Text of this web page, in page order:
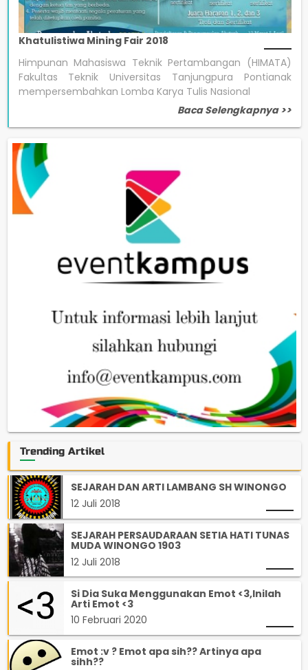
Khatulistiwa Mining Fair 2018
Himpunan Mahasiswa Teknik Pertambangan (HIMATA)
Fakultas Teknik Universitas Tanjungpura Pontianak
mempersembahkan Lomba Karya Tulis Nasional
Baca Selengkapnya >>
Trending Artikel
SEJARAH DAN ARTI LAMBANG SH WINONGO
12 Juli 2018
SEJARAH PERSAUDARAAN SETIA HATI TUNAS
MUDA WINONGO 1903
12 Juli 2018
Si Dia Suka Menggunakan Emot <3,Inilah
Arti Emot <3
10 Februari 2020
Emot :v ? Emot apa sih?? Artinya apa
sihh??